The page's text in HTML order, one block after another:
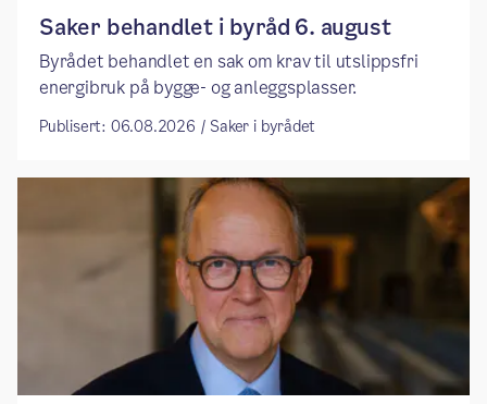
Saker behandlet i byråd 6. august
Byrådet behandlet en sak om krav til utslippsfri
energibruk på bygge- og anleggsplasser.
Publisert: 06.08.2026 / Saker i byrådet